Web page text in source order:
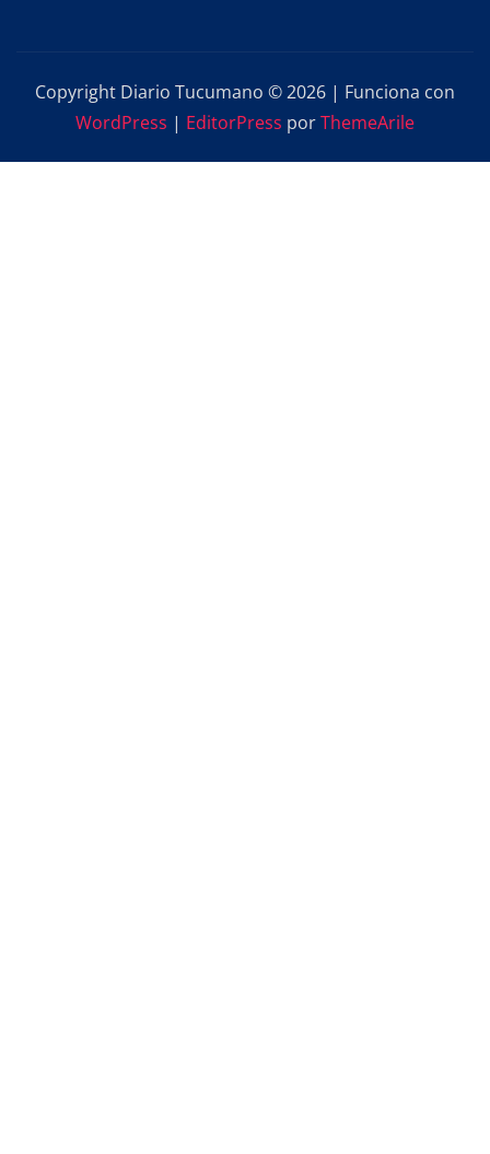
Copyright Diario Tucumano © 2026 | Funciona con
WordPress | EditorPress porThemeArile